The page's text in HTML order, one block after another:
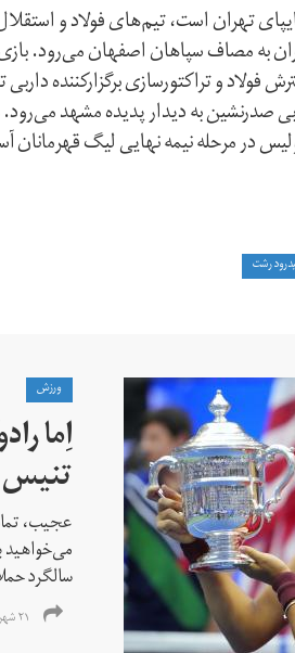
تهران است، تیم‌های فولاد و
به مصاف سپاهان اصفهان می‌رود.
و تراکتورسازی برگزارکننده داربی
صدرنشین به دیدار پدیده مشهد
در مرحله نیمه نهایی لیگ قهرمانان
رشت
ورزش
اِما
تنیس
عجیب،
می‌خواهید
سالگرد
۲۱ شهریور ۱۴۰۰